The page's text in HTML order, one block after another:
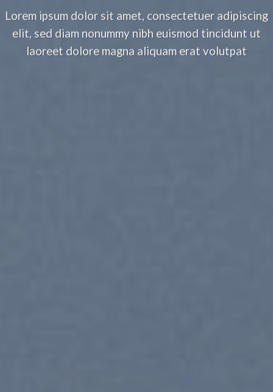
Lorem ipsum dolor sit amet, consectetuer adipiscing
elit, sed diam nonummy nibh euismod tincidunt ut
laoreet dolore magna aliquam erat volutpat